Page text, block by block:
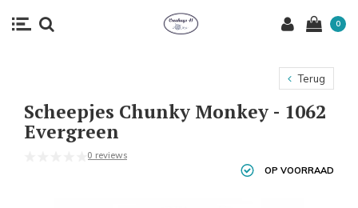
0
Terug
Scheepjes Chunky Monkey - 1062
Evergreen
0 reviews
OP VOORRAAD